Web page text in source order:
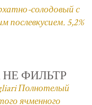
солодовый с
послевкусием. 5,2%
НЕ ФИЛЬТР
Полнотелый
ячменного